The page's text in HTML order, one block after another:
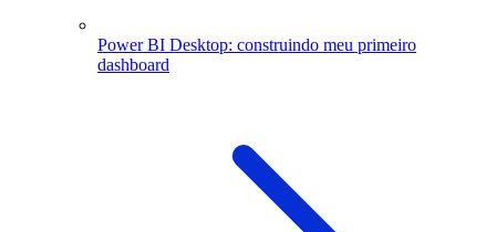
Power BI Desktop: construindo meu primeiro
dashboard